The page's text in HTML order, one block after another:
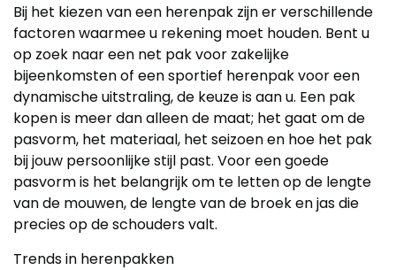
Bij het kiezen van een herenpak zijn er verschillende
factoren waarmee u rekening moet houden. Bent u
op zoek naar een net pak voor zakelijke
bijeenkomsten of een sportief herenpak voor een
dynamische uitstraling, de keuze is aan u. Een pak
kopen is meer dan alleen de maat; het gaat om de
pasvorm, het materiaal, het seizoen en hoe het pak
bij jouw persoonlijke stijl past. Voor een goede
pasvorm is het belangrijk om te letten op de lengte
van de mouwen, de lengte van de broek en jas die
precies op de schouders valt.
Trends in herenpakken